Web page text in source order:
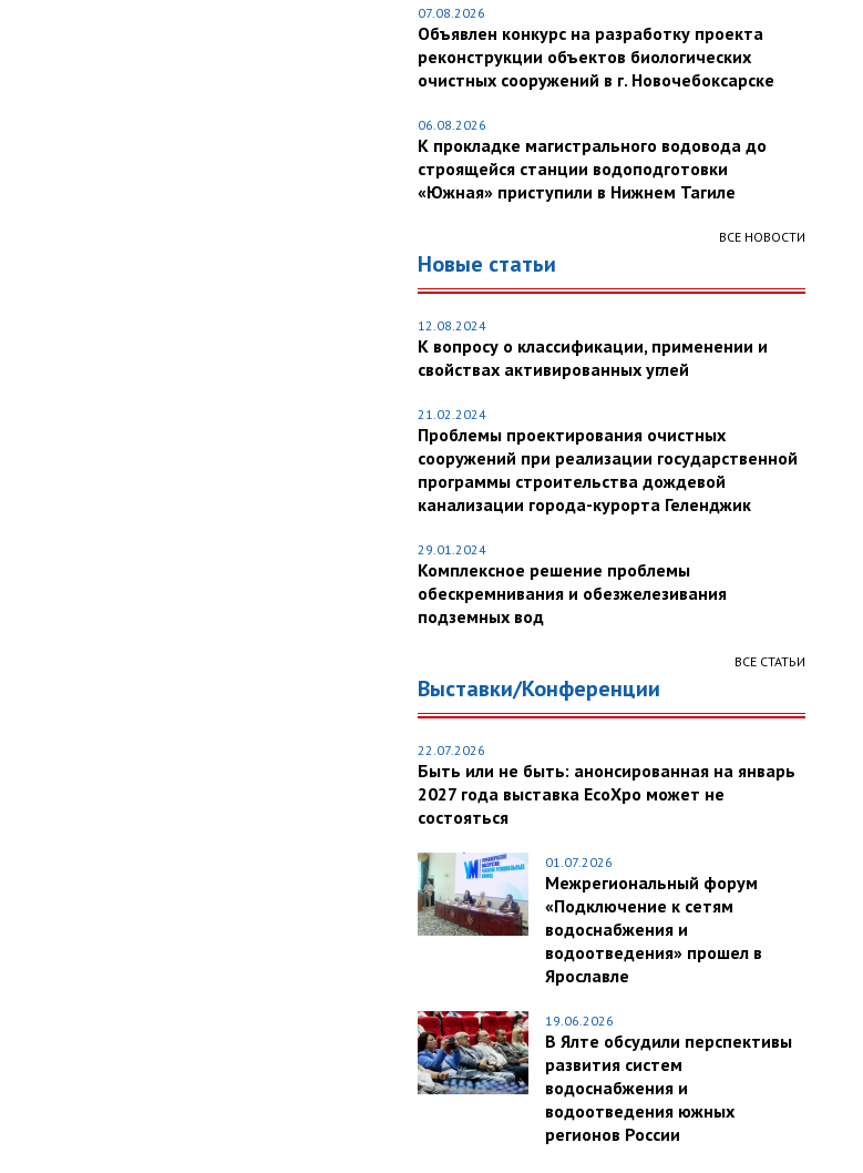
07.08.2026
Объявлен конкурс на разработку проекта
реконструкции объектов биологических
очистных сооружений в г. Новочебоксарске
06.08.2026
К прокладке магистрального водовода до
строящейся станции водоподготовки
«Южная» приступили в Нижнем Тагиле
ВСЕ НОВОСТИ
Новые статьи
12.08.2024
К вопросу о классификации, применении и
свойствах активированных углей
21.02.2024
Проблемы проектирования очистных
сооружений при реализации государственной
программы строительства дождевой
канализации города-курорта Геленджик
29.01.2024
Комплексное решение проблемы
обескремнивания и обезжелезивания
подземных вод
ВСЕ СТАТЬИ
Выставки/Конференции
22.07.2026
Быть или не быть: анонсированная на январь
2027 года выставка EcoXpo может не
состояться
01.07.2026
Межрегиональный форум
«Подключение к сетям
водоснабжения и
водоотведения» прошел в
Ярославле
19.06.2026
В Ялте обсудили перспективы
развития систем
водоснабжения и
водоотведения южных
регионов России